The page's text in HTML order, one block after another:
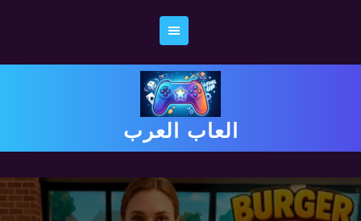
العاب العرب